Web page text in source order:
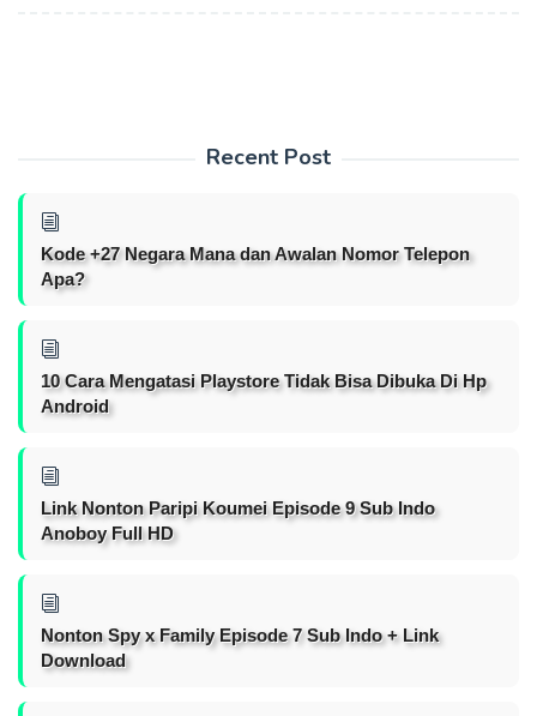
Recent Post
Kode +27 Negara Mana dan Awalan Nomor Telepon
Apa?
10 Cara Mengatasi Playstore Tidak Bisa Dibuka Di Hp
Android
Link Nonton Paripi Koumei Episode 9 Sub Indo
Anoboy Full HD
Nonton Spy x Family Episode 7 Sub Indo + Link
Download